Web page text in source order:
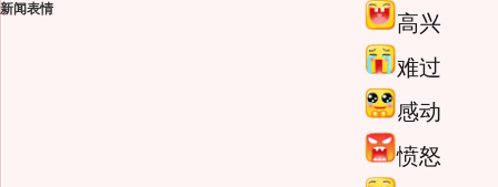
新闻表情
高兴
难过
感动
愤怒